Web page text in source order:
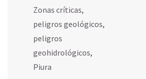
Zonas críticas,
peligros geológicos,
peligros
geohidrológicos,
Piura